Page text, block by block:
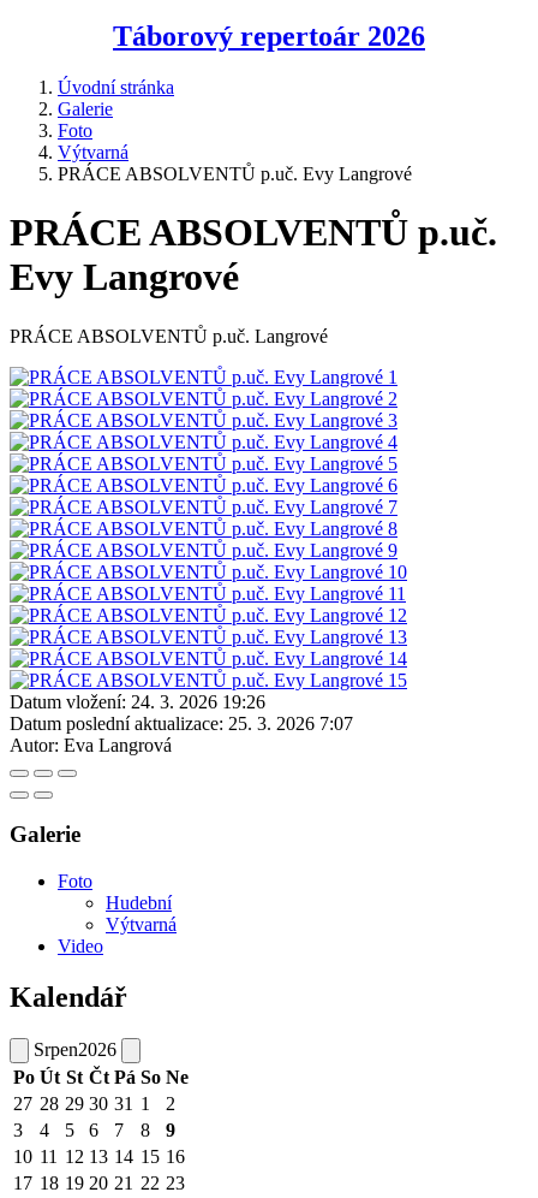
Táborový repertoár 2026
Úvodní stránka
Galerie
Foto
Výtvarná
PRÁCE ABSOLVENTŮ p.uč. Evy Langrové
PRÁCE ABSOLVENTŮ p.uč.
Evy Langrové
PRÁCE ABSOLVENTŮ p.uč. Langrové
Datum vložení: 24. 3. 2026 19:26
Datum poslední aktualizace: 25. 3. 2026 7:07
Autor: Eva Langrová
Galerie
Foto
Hudební
Výtvarná
Video
Kalendář
Srpen2026
Po Út St Čt Pá So Ne
27 28 29 30 31 1
2
3
4 5 6 7 8
9
10 11 12 13 14 15 16
17 18 19 20 21 22 23